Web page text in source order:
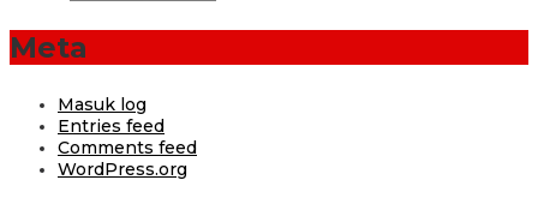
Meta
Masuk log
Entries feed
Comments feed
WordPress.org